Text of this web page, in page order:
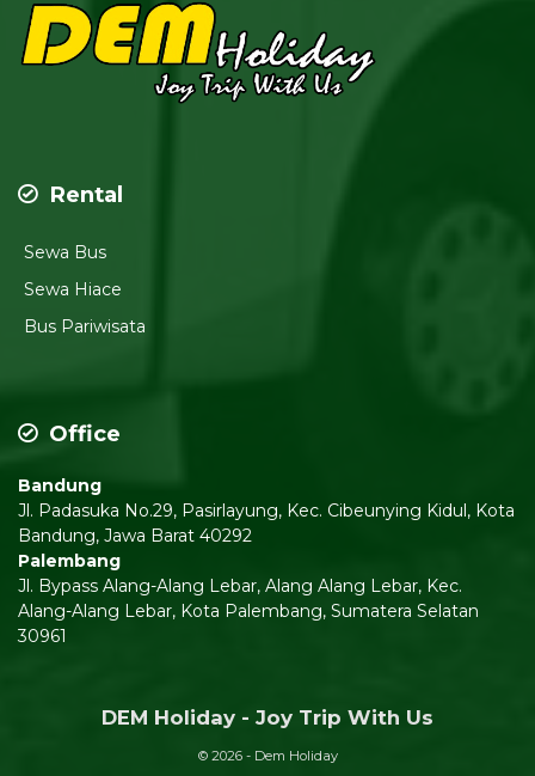
Rental
Sewa Bus
Sewa Hiace
Bus Pariwisata
Office
Bandung
Jl. Padasuka No.29, Pasirlayung, Kec. Cibeunying Kidul, Kota
Bandung, Jawa Barat 40292
Palembang
Jl. Bypass Alang-Alang Lebar, Alang Alang Lebar, Kec.
Alang-Alang Lebar, Kota Palembang, Sumatera Selatan
30961
DEM Holiday - Joy Trip With Us
© 2026 - Dem Holiday